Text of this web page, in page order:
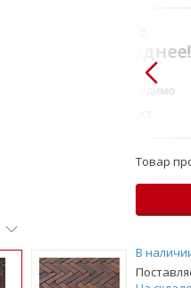
всегда выгоднее!
настоящему необходимо
Подобрать комплект
Товар
В